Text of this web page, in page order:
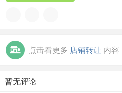
点击看更多 店铺转让 内容
暂无评论